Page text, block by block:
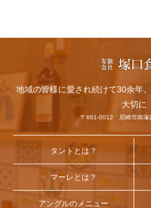
地域の皆様に愛され続けて30余年
大切に
〒661-0012 尼崎市南塚
タントとは？
マーレとは？
アングルのメニュー